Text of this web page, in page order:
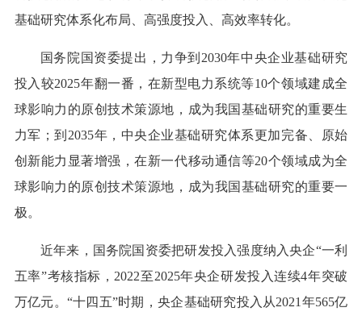
基础研究体系化布局、高强度投入、高效率转化。
国务院国资委提出，力争到2030年中央企业基础研究
投入较2025年翻一番，在新型电力系统等10个领域建成全
球影响力的原创技术策源地，成为我国基础研究的重要生
力军；到2035年，中央企业基础研究体系更加完备、原始
创新能力显著增强，在新一代移动通信等20个领域成为全
球影响力的原创技术策源地，成为我国基础研究的重要一
极。
近年来，国务院国资委把研发投入强度纳入央企“一利
五率”考核指标，2022至2025年央企研发投入连续4年突破
万亿元。“十四五”时期，央企基础研究投入从2021年565亿